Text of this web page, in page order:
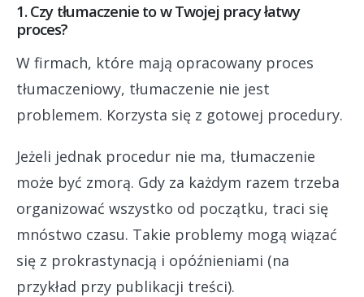
1. Czy tłumaczenie to w Twojej pracy łatwy
proces?
W firmach, które mają opracowany proces
tłumaczeniowy, tłumaczenie nie jest
problemem. Korzysta się z gotowej procedury.
Jeżeli jednak procedur nie ma, tłumaczenie
może być zmorą. Gdy za każdym razem trzeba
organizować wszystko od początku, traci się
mnóstwo czasu. Takie problemy mogą wiązać
się z prokrastynacją i opóźnieniami (na
przykład przy publikacji treści).